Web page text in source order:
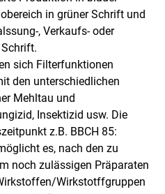
in grüner Schrift und
, Verkaufs- oder
sich Filterfunktionen
den unterschiedlichen
Mehltau und
Insektizid usw. Die
z.B. BBCH 85:
es, nach den zu
noch zulässigen Präparaten
Wirkstotffgruppen